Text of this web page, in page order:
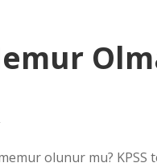
olunur mu? KPSS